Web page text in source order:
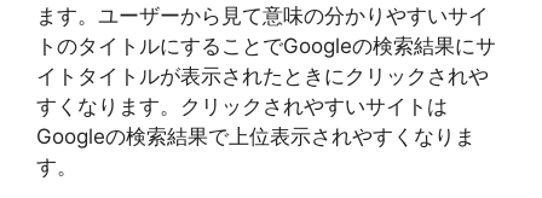
ます。ユーザーから見て意味の分かりやすいサイ
トのタイトルにすることでGoogleの検索結果にサ
イトタイトルが表示されたときにクリックされや
すくなります。クリックされやすいサイトは
Googleの検索結果で上位表示されやすくなりま
す。